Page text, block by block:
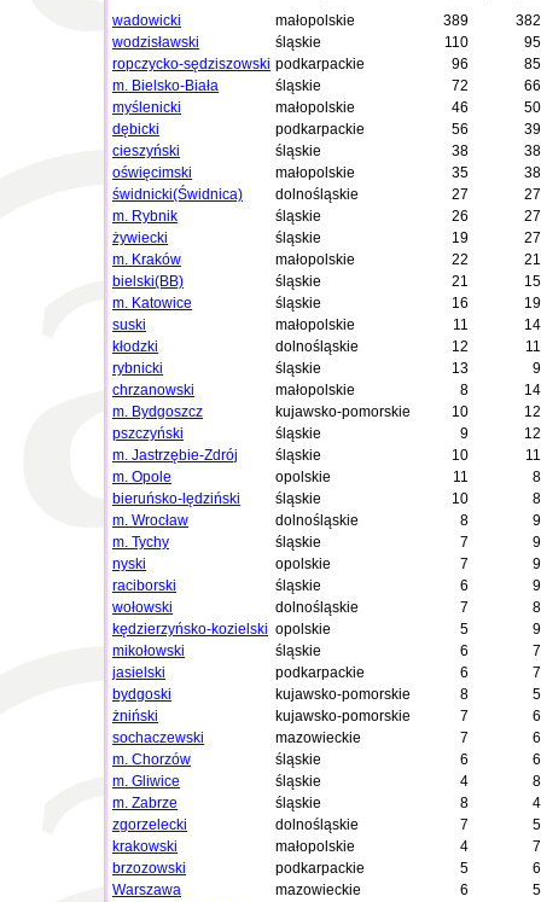
wadowicki
małopolskie 389
382
wodzisławski
śląskie 110
95
ropczycko-sędziszowski podkarpackie 96
85
m. Bielsko-Biała
śląskie 72
66
myślenicki
małopolskie 46
50
dębicki
podkarpackie 56
39
cieszyński
śląskie 38
38
oświęcimski
małopolskie 35
38
świdnicki(Świdnica)
dolnośląskie 27
27
m. Rybnik
śląskie 26
27
żywiecki
śląskie 19
27
m. Kraków
małopolskie 22
21
bielski(BB)
śląskie 21
15
m. Katowice
śląskie 16
19
suski
małopolskie 11
14
kłodzki
dolnośląskie 12
11
rybnicki
śląskie 13
9
chrzanowski
małopolskie 8
14
m. Bydgoszcz
kujawsko-pomorskie 10
12
pszczyński
śląskie 9
12
m. Jastrzębie-Zdrój
śląskie 10
11
m. Opole
opolskie 11
8
bieruńsko-lędziński
śląskie 10
8
m. Wrocław
dolnośląskie 8
9
m. Tychy
śląskie 7
9
nyski
opolskie 7
9
raciborski
śląskie 6
9
wołowski
dolnośląskie 7
8
kędzierzyńsko-kozielski opolskie 5
9
mikołowski
śląskie 6
7
jasielski
podkarpackie 6
7
bydgoski
kujawsko-pomorskie 8
5
żniński
kujawsko-pomorskie 7
6
sochaczewski
mazowieckie 7
6
m. Chorzów
śląskie 6
6
m. Gliwice
śląskie 4
8
m. Zabrze
śląskie 8
4
zgorzelecki
dolnośląskie 7
5
krakowski
małopolskie 4
7
brzozowski
podkarpackie 5
6
Warszawa
mazowieckie 6
5